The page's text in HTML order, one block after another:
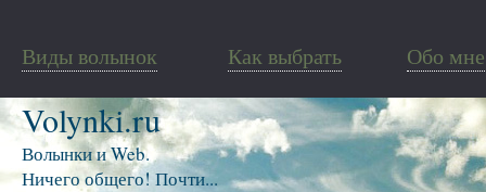
Виды волынок Как выбрать Обо мне
Volynki.ru
Волынки и Web.
Ничего общего! Почти...